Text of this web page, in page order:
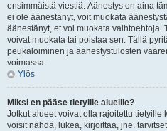
ensimmäistä viestiä. Äänestys on aina
ei ole äänestänyt, voit muokata
äänestänyt, et voi muokata
voivat muokata tai poistaa sen. Tällä
peukaloiminen ja äänestystulosten
voimassa.
Ylös
Miksi en pääse tietyille alueille?
Jotkut alueet voivat olla rajoitettu tietyille
voisit nähdä, lukea, kirjoittaa, jne.